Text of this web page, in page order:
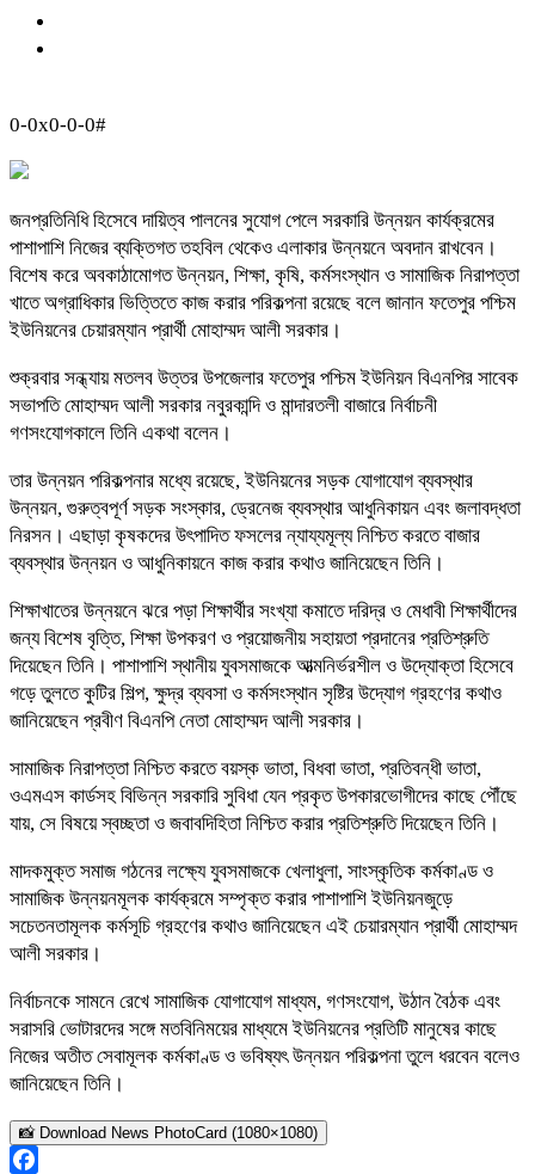
0-0x0-0-0#
জনপ্রতিনিধি হিসেবে দায়িত্ব পালনের সুযোগ পেলে সরকারি উন্নয়ন কার্যক্রমের
পাশাপাশি নিজের ব্যক্তিগত তহবিল থেকেও এলাকার উন্নয়নে অবদান রাখবেন।
বিশেষ করে অবকাঠামোগত উন্নয়ন, শিক্ষা, কৃষি, কর্মসংস্থান ও সামাজিক নিরাপত্তা
খাতে অগ্রাধিকার ভিত্তিতে কাজ করার পরিকল্পনা রয়েছে বলে‌ জানান ফতেপুর পশ্চিম
ইউনিয়নের চেয়ারম্যান প্রার্থী মোহাম্মদ আলী সরকার।
শুক্রবার সন্ধ্যায় মতলব উত্তর উপজেলার ফতেপুর পশ্চিম ইউনিয়ন বিএনপির সাবেক
সভাপতি মোহাম্মদ আলী সরকার নবুরকান্দি ও মান্দারতলী বাজারে নির্বাচনী
গণসংযোগকালে তিনি একথা বলেন।
তার উন্নয়ন পরিকল্পনার মধ্যে রয়েছে, ইউনিয়নের সড়ক যোগাযোগ ব্যবস্থার
উন্নয়ন, গুরুত্বপূর্ণ সড়ক সংস্কার, ড্রেনেজ ব্যবস্থার আধুনিকায়ন এবং জলাবদ্ধতা
নিরসন। এছাড়া কৃষকদের উৎপাদিত ফসলের ন্যায্যমূল্য নিশ্চিত করতে বাজার
ব্যবস্থার উন্নয়ন ও আধুনিকায়নে কাজ করার কথাও জানিয়েছেন তিনি।
শিক্ষাখাতের উন্নয়নে ঝরে পড়া শিক্ষার্থীর সংখ্যা কমাতে দরিদ্র ও মেধাবী শিক্ষার্থীদের
জন্য বিশেষ বৃত্তি, শিক্ষা উপকরণ ও প্রয়োজনীয় সহায়তা প্রদানের প্রতিশ্রুতি
দিয়েছেন তিনি। পাশাপাশি স্থানীয় যুবসমাজকে আত্মনির্ভরশীল ও উদ্যোক্তা হিসেবে
গড়ে তুলতে কুটির শিল্প, ক্ষুদ্র ব্যবসা ও কর্মসংস্থান সৃষ্টির উদ্যোগ গ্রহণের কথাও
জানিয়েছেন‌ প্রবীণ বিএনপি নেতা মোহাম্মদ আলী সরকার।
সামাজিক নিরাপত্তা নিশ্চিত করতে বয়স্ক ভাতা, বিধবা ভাতা, প্রতিবন্ধী ভাতা,
ওএমএস কার্ডসহ বিভিন্ন সরকারি সুবিধা যেন প্রকৃত উপকারভোগীদের কাছে পৌঁছে
যায়, সে বিষয়ে স্বচ্ছতা ও জবাবদিহিতা নিশ্চিত করার প্রতিশ্রুতি দিয়েছেন তিনি।
মাদকমুক্ত সমাজ গঠনের লক্ষ্যে যুবসমাজকে খেলাধুলা, সাংস্কৃতিক কর্মকাণ্ড ও
সামাজিক উন্নয়নমূলক কার্যক্রমে সম্পৃক্ত করার পাশাপাশি ইউনিয়নজুড়ে
সচেতনতামূলক কর্মসূচি গ্রহণের কথাও জানিয়েছেন এই চেয়ারম্যান প্রার্থী‌ মোহাম্মদ
আলী সরকার।
নির্বাচনকে সামনে রেখে সামাজিক যোগাযোগ মাধ্যম, গণসংযোগ, উঠান বৈঠক এবং
সরাসরি ভোটারদের সঙ্গে মতবিনিময়ের মাধ্যমে ইউনিয়নের প্রতিটি মানুষের কাছে
নিজের অতীত সেবামূলক কর্মকাণ্ড ও ভবিষ্যৎ উন্নয়ন পরিকল্পনা তুলে ধরবেন বলেও
জানিয়েছেন তিনি।
📸 Download News PhotoCard (1080×1080)